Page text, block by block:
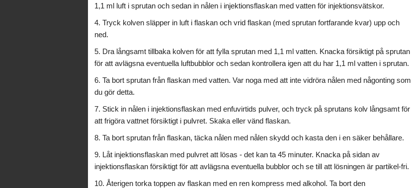
1,1 ml luft i sprutan och sedan in nålen i injektionsflaskan med vatten för injektionsvätskor.
Tryck kolven släpper in luft i flaskan och vrid flaskan (med sprutan fortfarande kvar) upp och
ned.
Dra långsamt tillbaka kolven för att fylla sprutan med 1,1 ml vatten. Knacka försiktigt på sprutan
för att avlägsna eventuella luftbubblor och sedan kontrollera igen att du har 1,1 ml vatten i sprutan.
Ta bort sprutan från flaskan med vatten. Var noga med att inte vidröra nålen med någonting som
du gör detta.
Stick in nålen i injektionsflaskan med enfuvirtids pulver, och tryck på sprutans kolv långsamt för
att frigöra vattnet försiktigt i pulvret. Skaka eller vänd flaskan.
Ta bort sprutan från flaskan, täcka nålen med nålen skydd och kasta den i en säker behållare.
Låt injektionsflaskan med pulvret att lösas - det kan ta 45 minuter. Knacka på sidan av
injektionsflaskan försiktigt för att avlägsna eventuella bubblor och se till att lösningen är partikel-fri.
Återigen torka toppen av flaskan med en ren kompress med alkohol. Ta bort den